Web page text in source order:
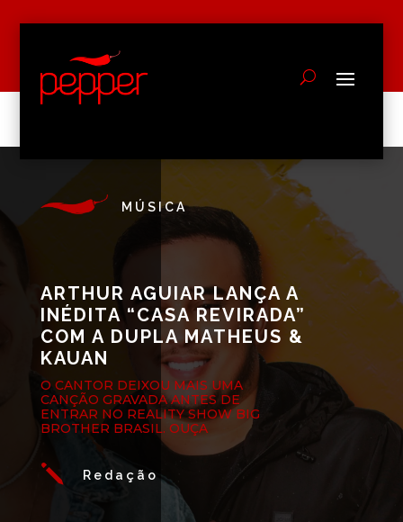
MÚSICA
ARTHUR AGUIAR LANÇA A
INÉDITA “CASA REVIRADA”
COM A DUPLA MATHEUS &
KAUAN
O CANTOR DEIXOU MAIS UMA
CANÇÃO GRAVADA ANTES DE
ENTRAR NO REALITY SHOW BIG
BROTHER BRASIL. OUÇA
j Redação